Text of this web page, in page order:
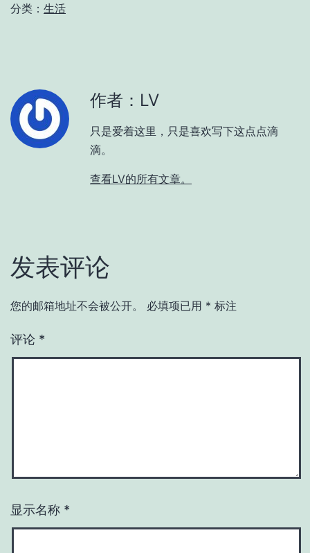
分类： 生活
作者：LV
只是爱着这里，只是喜欢写下这点点滴
滴。
查看LV的所有文章。
发表评论
您的邮箱地址不会被公开。 必填项已用 * 标注
评论 *
显示名称 *